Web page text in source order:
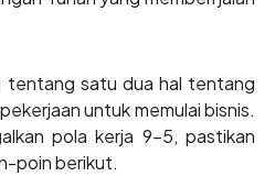
tentang satu dua hal tentang
untuk memulai bisnis.
pola kerja 9-5, pastikan
poin berikut.